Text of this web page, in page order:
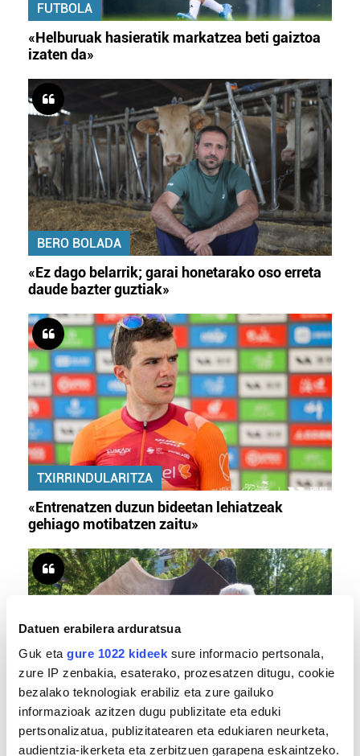
Datuen erabilera arduratsua
Guk eta gure 1022 kideek sure informacio pertsonala,
zure IP zenbakia, esaterako, prozesatzen ditugu, cookie
bezalako teknologiak erabiliz eta zure gailuko
informazioak azitzen dugu publizitate eta eduki
pertsonalizatua, publizitatearen eta edukiaren neurketa,
audientzia-ikerketa eta zerbitzuen garapena eskaintzeko.
FUTBOLA
«Helburuak hasieratik markatzea beti gaiztoa
izaten da»
BERO BOLADA
«Ez dago belarrik; garai honetarako oso erreta
daude bazter guztiak»
TXIRRINDULARITZA
«Entrenatzen duzun bideetan lehiatzeak
gehiago motibatzen zaitu»
MEMORIA HISTORIKOA
«Gai tabua izan da etxe gehienetan, jendeak